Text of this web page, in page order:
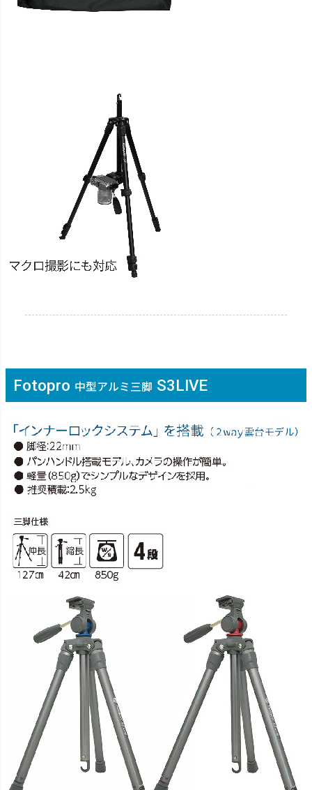
Fotopro 中型アルミ三脚 S3LIVE